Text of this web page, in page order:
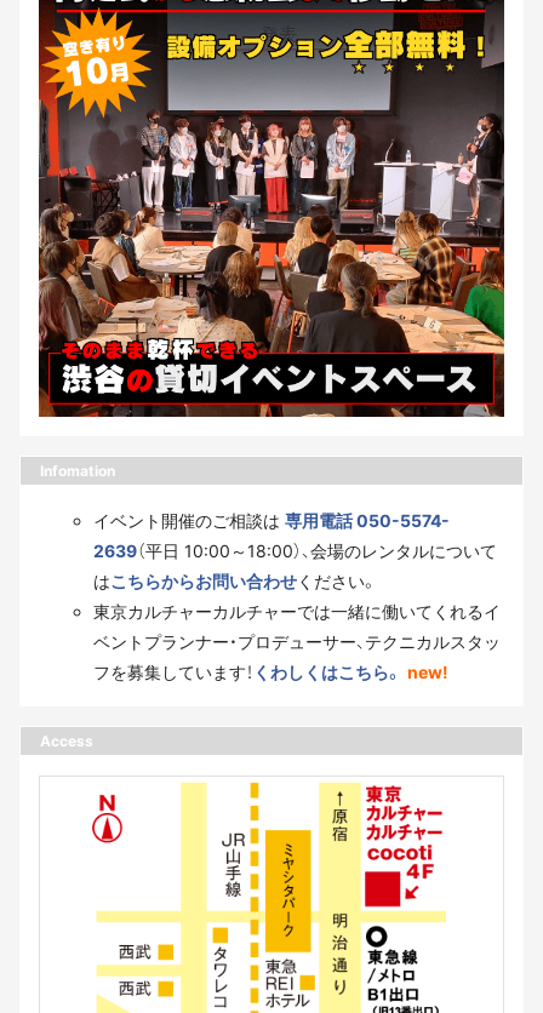
Infomation
イベント開催のご相談は 専用電話 050-5574-
2639（平日 10:00～18:00）、会場のレンタルについて
はこちらからお問い合わせください。
東京カルチャーカルチャーでは一緒に働いてくれるイ
ベントプランナー・プロデューサー、テクニカルスタッ
フを募集しています！ くわしくはこちら。 new!
Access